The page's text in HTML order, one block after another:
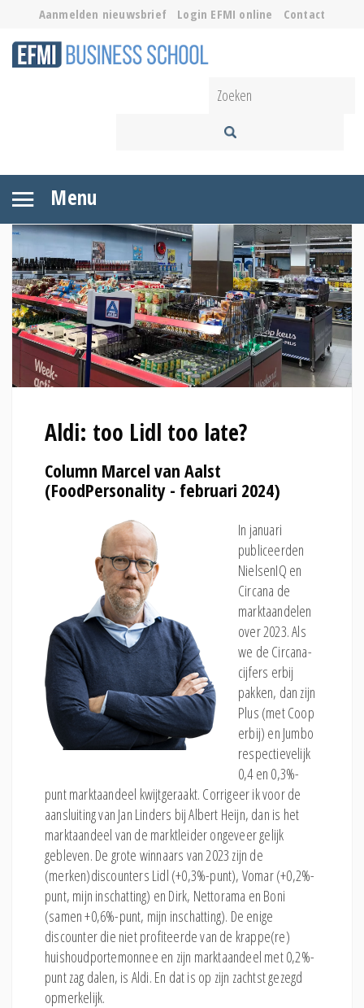
Aanmelden nieuwsbrief Login EFMI online Contact
Menu
Aldi: too Lidl too late?
Column Marcel van Aalst
(FoodPersonality - februari 2024)
In januari
publiceerden
NielsenIQ en
Circana de
marktaandelen
over 2023. Als
we de Circana-
cijfers erbij
pakken, dan zijn
Plus (met Coop
erbij) en Jumbo
respectievelijk
0,4 en 0,3%-
punt marktaandeel kwijtgeraakt. Corrigeer ik voor de
aansluiting van Jan Linders bij Albert Heijn, dan is het
marktaandeel van de marktleider ongeveer gelijk
gebleven. De grote winnaars van 2023 zijn de
(merken)discounters Lidl (+0,3%-punt), Vomar (+0,2%-
punt, mijn inschatting) en Dirk, Nettorama en Boni
(samen +0,6%-punt, mijn inschatting). De enige
discounter die niet profiteerde van de krappe(re)
huishoudportemonnee en zijn marktaandeel met 0,2%-
punt zag dalen, is Aldi. En dat is op zijn zachtst gezegd
opmerkelijk.